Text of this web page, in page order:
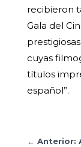
recibieron
Gala del
cuyas
títulos
español”.
← Anterior: